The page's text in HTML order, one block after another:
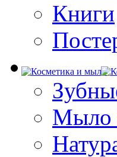
Книги
Мыло